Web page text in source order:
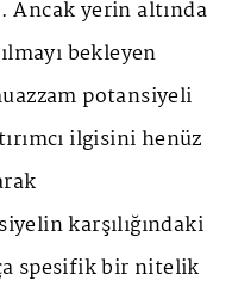
Ancak yerin altında
bekleyen
potansiyeli
ilgisini henüz
karşılığındaki
spesifik bir nitelik